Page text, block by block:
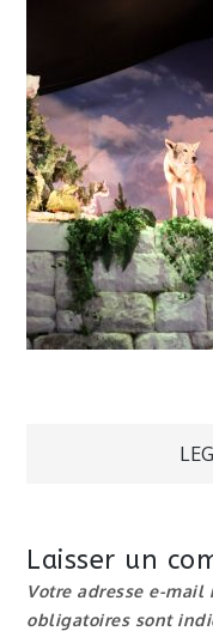
Laisser un
Votre adresse e-mail
obligatoires sont